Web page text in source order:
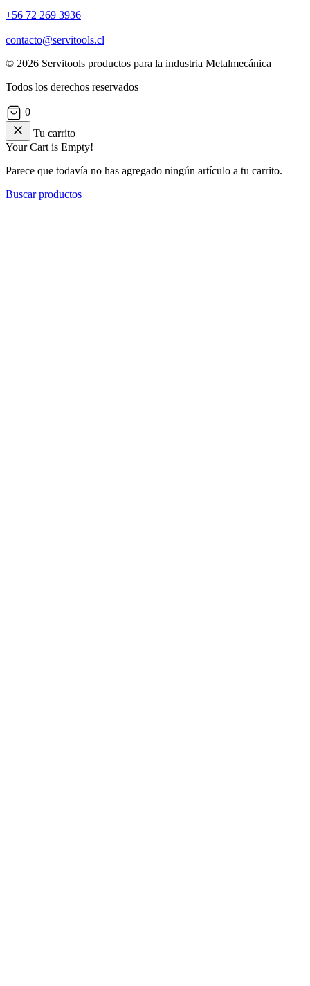
+56 72 269 3936
contacto@servitools.cl
© 2026 Servitools productos para la industria Metalmecánica
Todos los derechos reservados
0
Tu carrito
Your Cart is Empty!
Parece que todavía no has agregado ningún artículo a tu carrito.
Buscar productos